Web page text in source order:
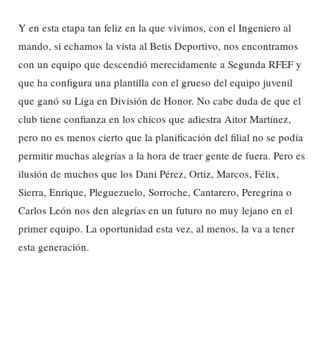
Y en esta etapa tan feliz en la que vivimos, con el Ingeniero al
mando, si echamos la vista al Betis Deportivo, nos encontramos
con un equipo que descendió merecidamente a Segunda RFEF y
que ha configura una plantilla con el grueso del equipo juvenil
que ganó su Liga en División de Honor. No cabe duda de que el
club tiene confianza en los chicos que adiestra Aitor Martínez,
pero no es menos cierto que la planificación del filial no se podía
permitir muchas alegrías a la hora de traer gente de fuera. Pero es
ilusión de muchos que los Dani Pérez, Ortiz, Marcos, Félix,
Sierra, Enrique, Pleguezuelo, Sorroche, Cantarero, Peregrina o
Carlos León nos den alegrías en un futuro no muy lejano en el
primer equipo. La oportunidad esta vez, al menos, la va a tener
esta generación.